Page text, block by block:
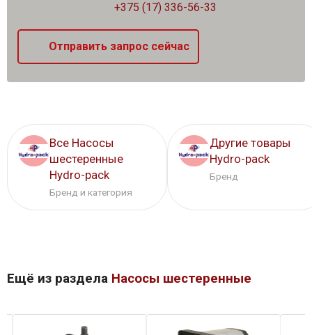
+375 (17) 336-56-33
Отправить запрос сейчас
Все Насосы
шестеренные
Hydro-pack
Бренд и категория
Другие товары
Hydro-pack
Бренд
Ещё из раздела Насосы шестеренные